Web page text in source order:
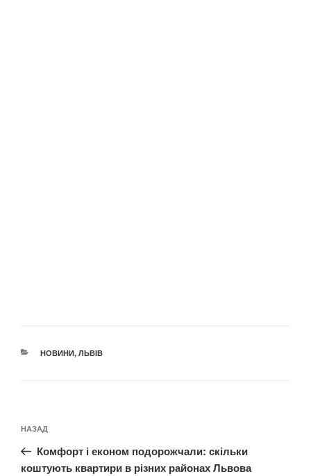
КАТЕГОРІЇ
НОВИНИ, ЛЬВІВ
записів
Попередній
запис:
НАЗАД
Комфорт і економ подорожчали: скільки
коштують квартири в різних районах Львова